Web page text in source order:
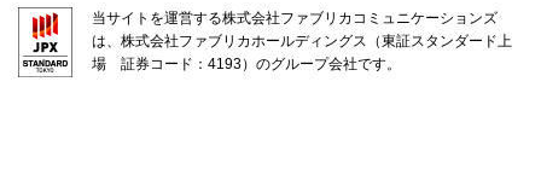
当サイトを運営する株式会社ファブリカコミュニケーションズ
は、株式会社ファブリカホールディングス（東証スタンダード上
場 証券コード：4193）のグループ会社です。